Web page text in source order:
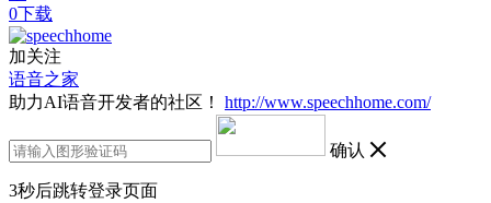
0下载
加关注
语音之家
助力AI语音开发者的社区！
http://www.speechhome.com/
确认
3秒后跳转登录页面